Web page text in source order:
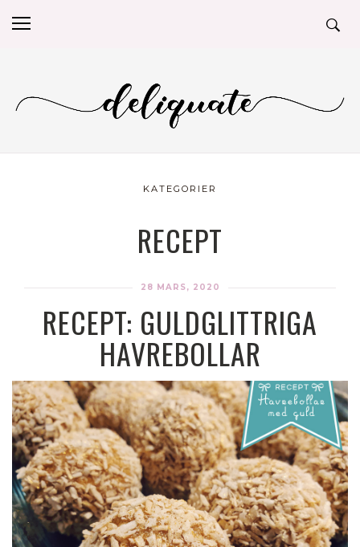
KATEGORIER
RECEPT
28 MARS, 2020
RECEPT: GULDGLITTRIGA
HAVREBOLLAR